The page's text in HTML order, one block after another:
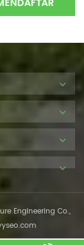
Engineering Co.,